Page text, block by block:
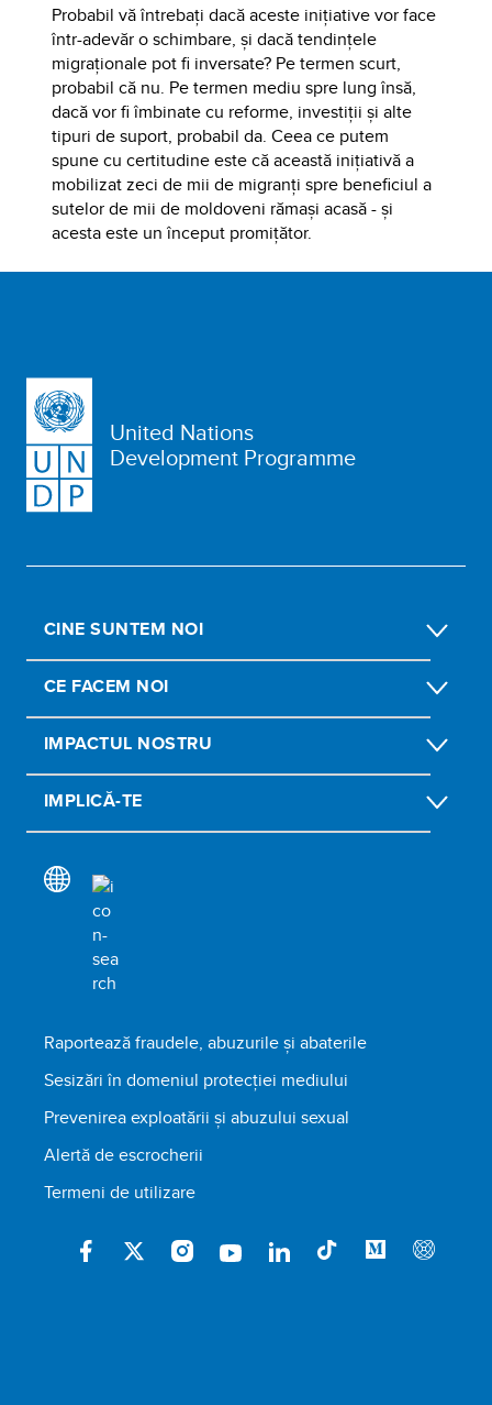
Probabil vă întrebați dacă aceste inițiative vor face
într-adevăr o schimbare, și dacă tendințele
migraționale pot fi inversate? Pe termen scurt,
probabil că nu. Pe termen mediu spre lung însă,
dacă vor fi îmbinate cu reforme, investiții și alte
tipuri de suport, probabil da. Ceea ce putem
spune cu certitudine este că această inițiativă a
mobilizat zeci de mii de migranți spre beneficiul a
sutelor de mii de moldoveni rămași acasă - și
acesta este un început promițător.
United Nations
Development Programme
CINE SUNTEM NOI
CE FACEM NOI
IMPACTUL NOSTRU
IMPLICĂ-TE
Raportează fraudele, abuzurile și abaterile
Sesizări în domeniul protecției mediului
Prevenirea exploatării și abuzului sexual
Alertă de escrocherii
Termeni de utilizare